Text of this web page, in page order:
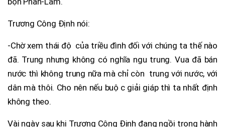
Trương Công Định nói:
-Chờ xem thái độ của triều đình đối với chúng ta thế nào
đã. Trung nhưng không có nghĩa ngu trung. Vua đã bán
nước thì không trung nữa mà chỉ còn trung với nước, với
dân mà thôi. Cho nên nếu buộc giải giáp thì ta nhất định
không theo.
Vài ngày sau khi Trương Công Định đang ngồi trong hành